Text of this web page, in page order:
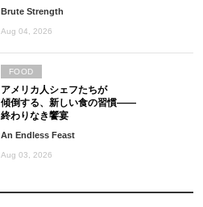
Brute Strength
Aug 04, 2026
アメリカ人シェフたちが
傾倒する、新しい食の習慣――
終わりなき饗宴
An Endless Feast
Aug 03, 2026
FOOD